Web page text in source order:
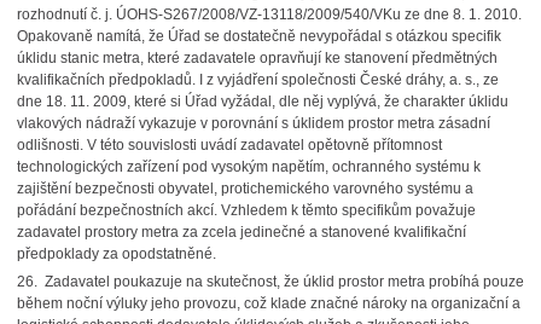
rozhodnutí č. j. ÚOHS-S267/2008/VZ-13118/2009/540/VKu ze dne 8. 1. 2010.
Opakovaně namítá, že Úřad se dostatečně nevypořádal s otázkou specifik
úklidu stanic metra, které zadavatele opravňují ke stanovení předmětných
kvalifikačních předpokladů. I z vyjádření společnosti České dráhy, a. s., ze
dne 18. 11. 2009, které si Úřad vyžádal, dle něj vyplývá, že charakter úklidu
vlakových nádraží vykazuje v porovnání s úklidem prostor metra zásadní
odlišnosti. V této souvislosti uvádí zadavatel opětovně přítomnost
technologických zařízení pod vysokým napětím, ochranného systému k
zajištění bezpečnosti obyvatel, protichemického varovného systému a
pořádání bezpečnostních akcí. Vzhledem k těmto specifikům považuje
zadavatel prostory metra za zcela jedinečné a stanovené kvalifikační
předpoklady za opodstatněné.
26. Zadavatel poukazuje na skutečnost, že úklid prostor metra probíhá pouze
během noční výluky jeho provozu, což klade značné nároky na organizační a